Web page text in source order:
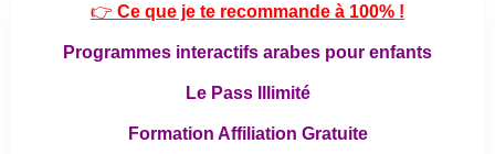
👉 Ce que je te recommande à 100% !
Programmes interactifs arabes pour enfants
Le Pass Illimité
Formation Affiliation Gratuite